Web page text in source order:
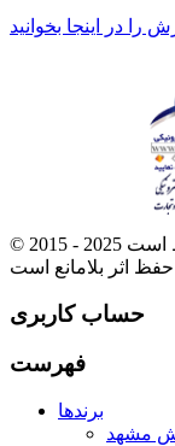
در اینجا بخوانید
© 2015 - 2025 تمام حقوق برای فروشگاه ایفرش ™ محفوظ است
حساب کاربری
فهرست
برندها
مشهد